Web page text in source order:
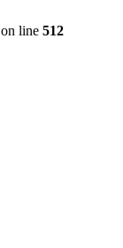
on line 512